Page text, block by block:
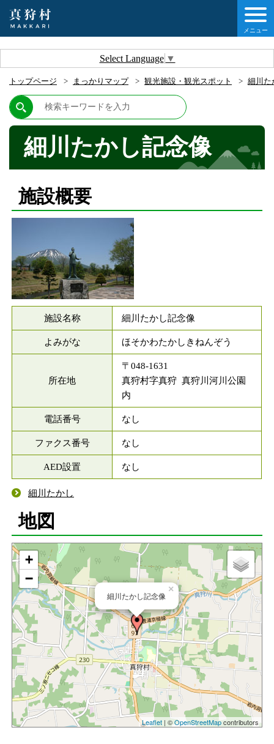
Select Language ▼
メニュー
トップページ まっかりマップ 観光施設・観光スポット 細川た
細川たかし記念像
施設概要
施設名称 細川たかし記念像
よみがな ほそかわたかしきねんぞう
所在地
〒048-1631
真狩村字真狩 真狩川河川公園
内
電話番号 なし
ファクス番号 なし
AED設置 なし
細川たかし
地図
細川たかし記念像
×
+
−
Leaflet| ©OpenStreetMapcontributors
の情報
報
について
移住・定住ガイド